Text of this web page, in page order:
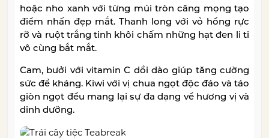
hoặc nho xanh với từng múi tròn căng mọng tạo
điểm nhấn đẹp mắt. Thanh long với vỏ hồng rực
rỡ và ruột trắng tinh khôi chấm những hạt đen li ti
vô cùng bắt mắt.
Cam, bưởi với vitamin C dồi dào giúp tăng cường
sức đề kháng. Kiwi với vị chua ngọt độc đáo và táo
giòn ngọt đều mang lại sự đa dạng về hương vị và
dinh dưỡng.